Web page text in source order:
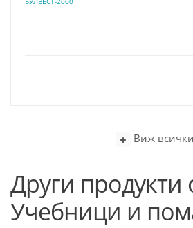
Виж всички
Други продукти
Учебници и